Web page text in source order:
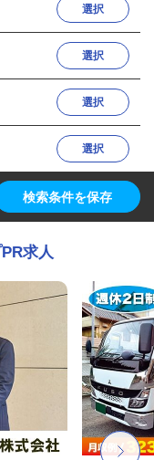
選択
選択
選択
選択
検索条件を保存
求人